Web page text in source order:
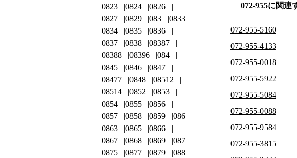
072-955に関連
072-955-5160
072-955-4133
072-955-0018
072-955-5922
072-955-5084
072-955-0088
072-955-9584
072-955-3815
0823
0824
0826
0827
0829 083
0833
0834
0835
0836
0837
0838
08387
08388
08396
084
0845
0846
0847
08477
0848
08512
08514
0852
0853
0854
0855
0856
0857
0858 0859
086
0863
0865
0866
0867
0868 0869
087
0875
0877 0879
088